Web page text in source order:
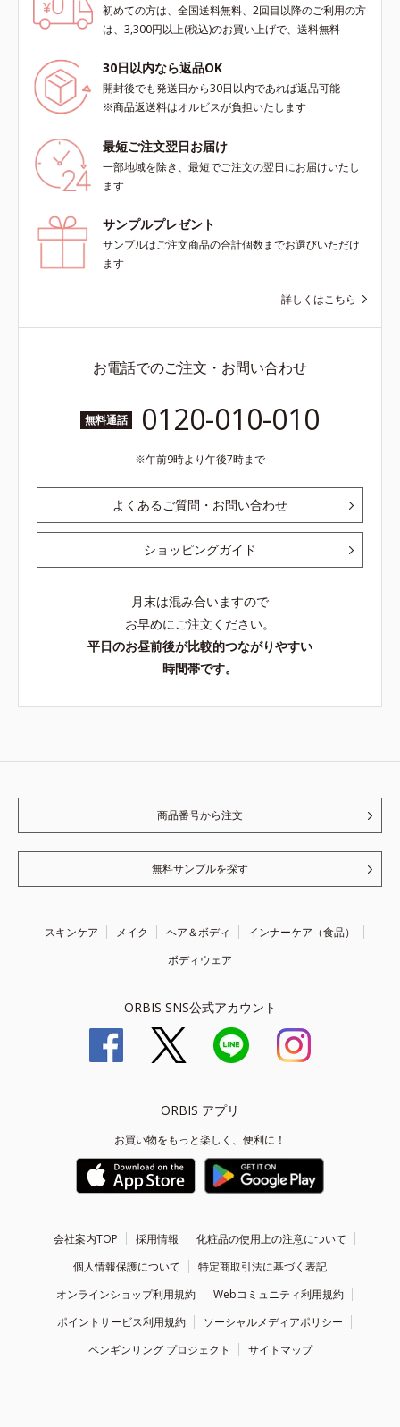
初めての方は、全国送料無料、2回目以降のご利用の方
は、3,300円以上(税込)のお買い上げで、送料無料
30日以内なら返品OK
開封後でも発送日から30日以内であれば返品可能
※商品返送料はオルビスが負担いたします
最短ご注文翌日お届け
一部地域を除き、最短でご注文の翌日にお届けいたし
ます
サンプルプレゼント
サンプルはご注文商品の合計個数までお選びいただけ
ます
詳しくはこちら
お電話でのご注文・お問い合わせ
無料通話 0120-010-010
午前9時より午後7時まで
よくあるご質問・お問い合わせ
ショッピングガイド
月末は混み合いますので
お早めにご注文ください。
平日のお昼前後が比較的つながりやすい
時間帯です。
商品番号から注文
無料サンプルを探す
スキンケア メイク ヘア＆ボディ
インナーケア（食品）
ボディウェア
ORBIS SNS公式アカウント
ORBIS アプリ
お買い物をもっと楽しく、便利に！
会社案内TOP 採用情報
化粧品の使用上の注意について
個人情報保護について
特定商取引法に基づく表記
オンラインショップ利用規約
Webコミュニティ利用規約
ポイントサービス利用規約
ソーシャルメディアポリシー
ペンギンリング プロジェクト
サイトマップ